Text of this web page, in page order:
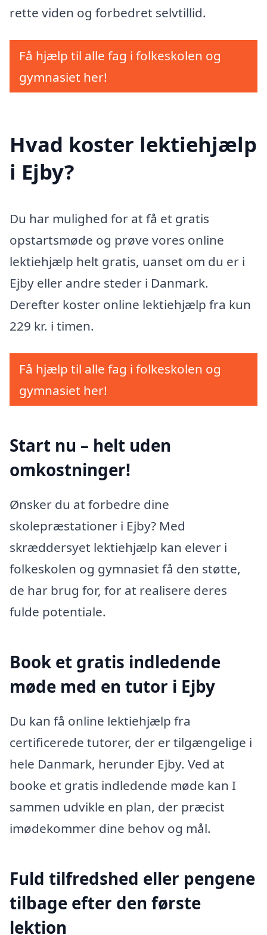
rette viden og forbedret selvtillid.
Få hjælp til alle fag i folkeskolen og
gymnasiet her!
Hvad koster lektiehjælp
i Ejby?
Du har mulighed for at få et gratis
opstartsmøde og prøve vores online
lektiehjælp helt gratis, uanset om du er i
Ejby eller andre steder i Danmark.
Derefter koster online lektiehjælp fra kun
229 kr. i timen.
Få hjælp til alle fag i folkeskolen og
gymnasiet her!
Start nu – helt uden
omkostninger!
Ønsker du at forbedre dine
skolepræstationer i Ejby? Med
skræddersyet lektiehjælp kan elever i
folkeskolen og gymnasiet få den støtte,
de har brug for, for at realisere deres
fulde potentiale.
Book et gratis indledende
møde med en tutor i Ejby
Du kan få online lektiehjælp fra
certificerede tutorer, der er tilgængelige i
hele Danmark, herunder Ejby. Ved at
booke et gratis indledende møde kan I
sammen udvikle en plan, der præcist
imødekommer dine behov og mål.
Fuld tilfredshed eller pengene
tilbage efter den første
lektion